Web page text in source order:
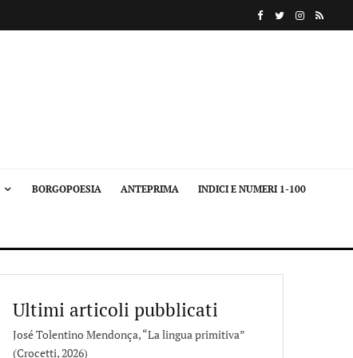
BORGOPOESIA ANTEPRIMA INDICI E NUMERI 1-100
Ultimi articoli pubblicati
José Tolentino Mendonça, “La lingua primitiva”
(Crocetti, 2026)